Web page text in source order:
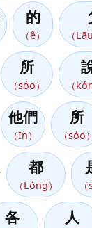
的
（ê） （
所
（sóo） （
他們
（In）
所
（sóo）
都
（Lóng）
各 人